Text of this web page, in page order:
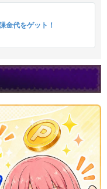
金代をゲット！